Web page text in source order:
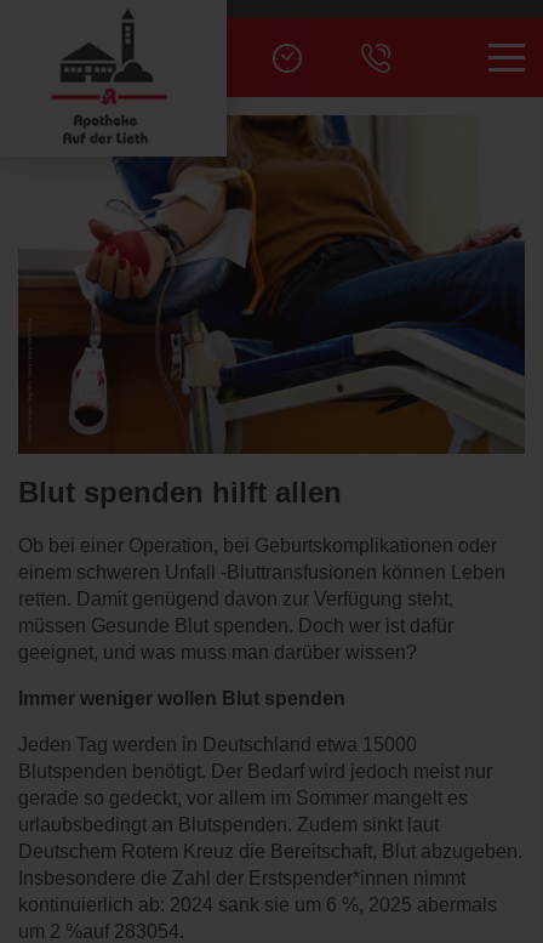
Blut spenden hilft allen
Ob bei einer Operation, bei Geburtskomplikationen oder
einem schweren Unfall -Bluttransfusionen können Leben
retten. Damit genügend davon zur Verfügung steht,
müssen Gesunde Blut spenden. Doch wer ist dafür
geeignet, und was muss man darüber wissen?
Immer weniger wollen Blut spenden
Jeden Tag werden in Deutschland etwa 15000
Blutspenden benötigt. Der Bedarf wird jedoch meist nur
gerade so gedeckt, vor allem im Sommer mangelt es
urlaubsbedingt an Blutspenden. Zudem sinkt laut
Deutschem Rotem Kreuz die Bereitschaft, Blut abzugeben.
Insbesondere die Zahl der Erstspender*innen nimmt
kontinuierlich ab: 2024 sank sie um 6 %, 2025 abermals
um 2 %auf 283054.